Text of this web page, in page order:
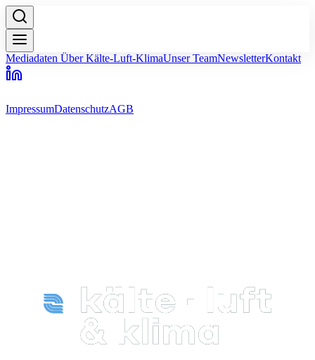
Mediadaten Über Kälte-Luft-KlimaUnser TeamNewsletterKontakt
ImpressumDatenschutzAGB